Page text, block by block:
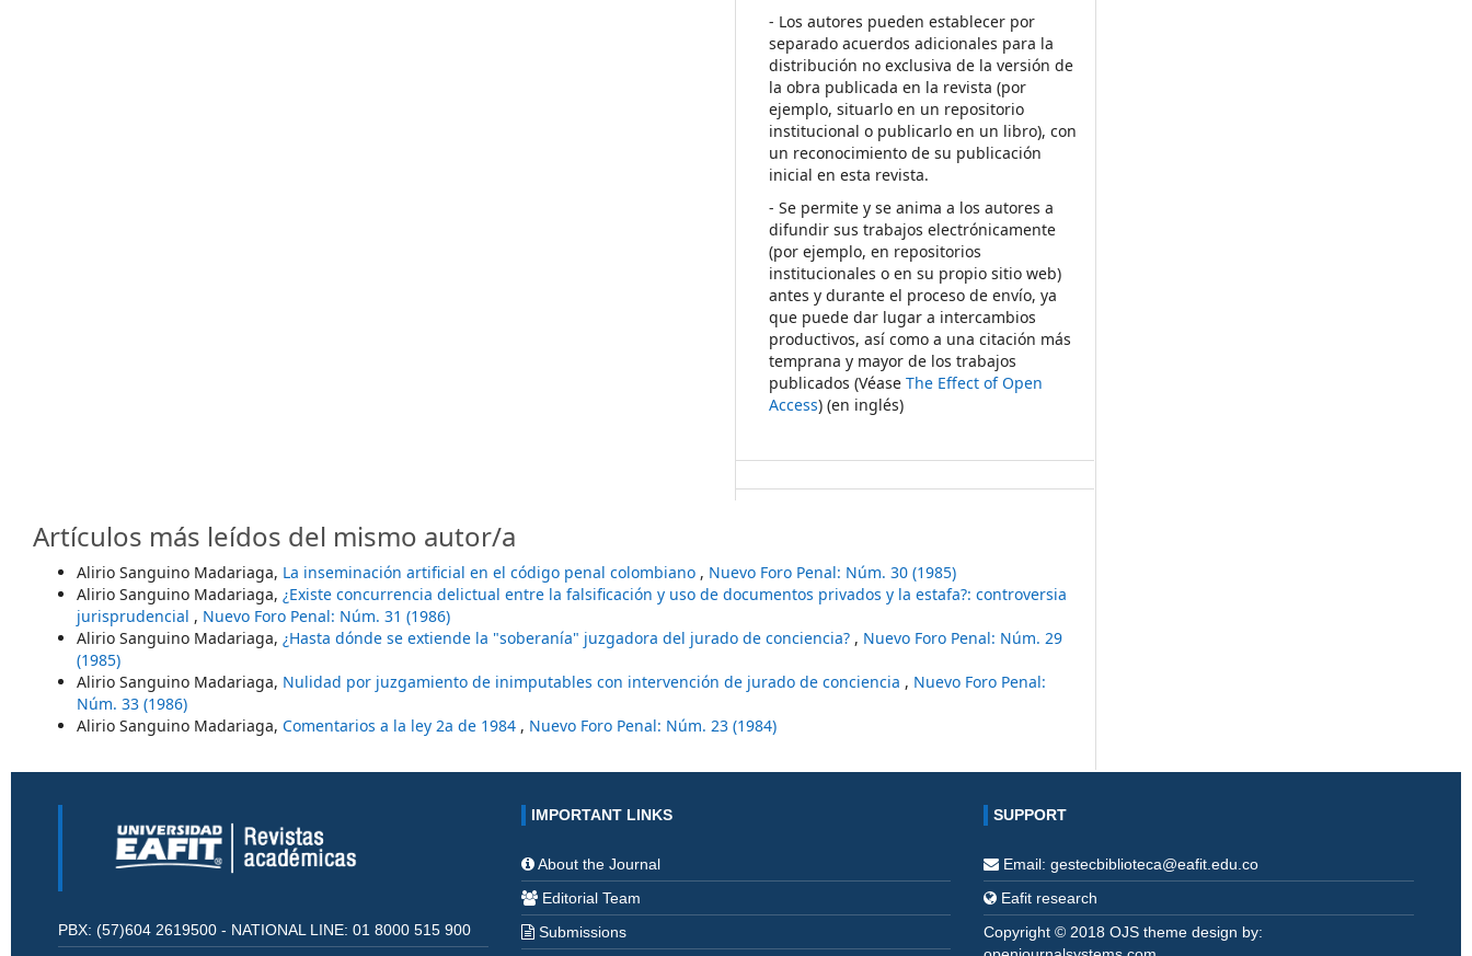
- Los autores pueden establecer por
separado acuerdos adicionales para la
distribución no exclusiva de la versión de
la obra publicada en la revista (por
ejemplo, situarlo en un repositorio
institucional o publicarlo en un libro), con
un reconocimiento de su publicación
inicial en esta revista.
- Se permite y se anima a los autores a
difundir sus trabajos electrónicamente
(por ejemplo, en repositorios
institucionales o en su propio sitio web)
antes y durante el proceso de envío, ya
que puede dar lugar a intercambios
productivos, así como a una citación más
temprana y mayor de los trabajos
publicados (VéaseThe Effect of Open
Access) (en inglés)
Artículos más leídos del mismo autor/a
Alirio Sanguino Madariaga, La inseminación artificial en el código penal colombiano , Nuevo Foro Penal: Núm. 30 (1985)
Alirio Sanguino Madariaga, ¿Existe concurrencia delictual entre la falsificación y uso de documentos privados y la estafa?: controversia
jurisprudencial , Nuevo Foro Penal: Núm. 31 (1986)
Alirio Sanguino Madariaga, ¿Hasta dónde se extiende la "soberanía" juzgadora del jurado de conciencia? , Nuevo Foro Penal: Núm. 29
(1985)
Alirio Sanguino Madariaga, Nulidad por juzgamiento de inimputables con intervención de jurado de conciencia , Nuevo Foro Penal:
Núm. 33 (1986)
Alirio Sanguino Madariaga, Comentarios a la ley 2a de 1984 , Nuevo Foro Penal: Núm. 23 (1984)
PBX: (57)604 2619500 - NATIONAL LINE: 01 8000 515 900
IMPORTANT LINKS
About the Journal
Editorial Team
Submissions
SUPPORT
Email: gestecbiblioteca@eafit.edu.co
Eafit research
Copyright © 2018 OJS theme design by: